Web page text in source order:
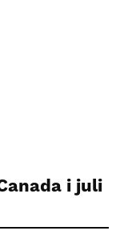
i juli